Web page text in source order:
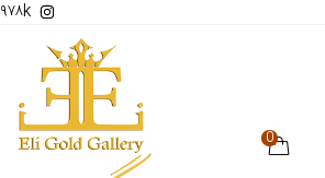
۹۷۸k دنبال کننده
0